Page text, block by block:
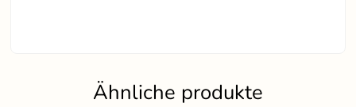
Ähnliche produkte